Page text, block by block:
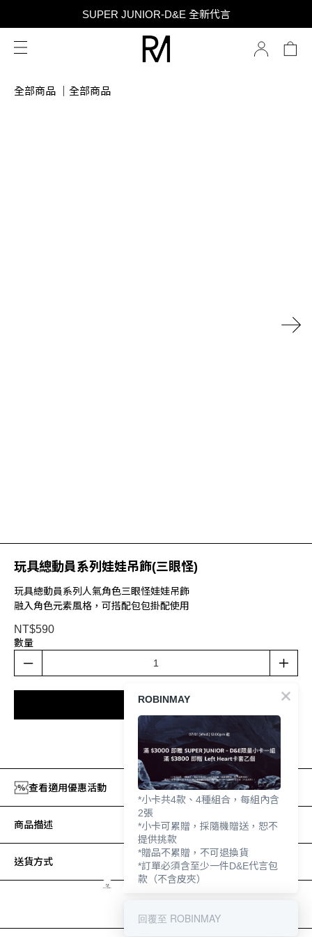
SUPER JUNIOR-D&E 全新代言
SUPER JUNIOR-D&E 全新代言
台灣限定 香膏禮盒隨贈限定香水小樣 贈完為止
全部商品
全部商品
玩具總動員系列娃娃吊飾(三眼怪)
玩具總動員系列人氣角色三眼怪娃娃吊飾
融入角色元素風格，可搭配包包掛配使用
NT$590
數量
加入購物車
加入追蹤清單
查看適用優惠活動
商品描述
送貨方式
ROBINMAY
*小卡共4款、4種組合，每組內含
2張
*小卡可累贈，採隨機贈送，恕不
提供挑款
*贈品不累贈，不可退換貨
*訂單必須含至少一件D&E代言包
款（不含皮夾）
回覆至 ROBINMAY